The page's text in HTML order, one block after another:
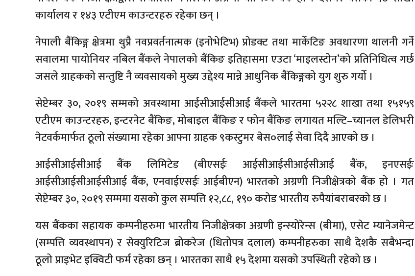
कार्यालय र १४३ एटीएम काउन्टरहरु रहेका छन् ।
नेपाली बैंकिङ्ग क्षेत्रमा थुप्रै नवप्रवर्तनात्मक (इनोभेटिभ) प्रोडक्ट तथा मार्केटिङ अवधारणा थालनी गर्ने
सवालमा पायोनियर नबिल बैंकले नेपालको बैंकिङ इतिहासमा एउटा ‘माइलस्टोन’को प्रतिनिधित्व गर्छ
जसले ग्राहकको सन्तुष्टि नै व्यवसायको मुख्य उद्देश्य मान्ने आधुनिक बैंकिङ्गको युग शुरु गर्यो ।
सेप्टेम्बर ३०, २०१९ सम्मको अवस्थामा आईसीआईसीआई बैंकले भारतमा ५२२८ शाखा तथा १५१५९
एटीएम काउन्टरहरु, इन्टरनेट बैंकिङ, मोबाइल बैंकिङ र फोन बैंकिङ लगायत मल्टि–च्यानल डेलिभरी
नेटवर्कमार्फत ठूलो संख्यामा रहेका आफ्ना ग्राहक ९कस्टुमर बेस०लाई सेवा दिदै आएको छ ।
आईसीआईसीआई बैंक लिमिटेड (बीएसईः आईसीआईसीआईसीआई बैंक, इनएसईः
आईसीआईसीआईसीआई बैंक, एनवाईएसईः आईबीएन) भारतको अग्रणी निजीक्षेत्रको बैंक हो । गत
सेप्टेम्बर ३०, २०१९ सम्ममा यसको कुल सम्पत्ति १२,८८, १९० करोड भारतीय रुपैयांबराबरको छ ।
यस बैंकका सहायक कम्पनीहरुमा भारतीय निजीक्षेत्रका अग्रणी इन्स्योरेन्स (बीमा), एसेट म्यानेजमेन्ट
(सम्पत्ति व्यवस्थापन) र सेक्युरिटिज ब्रोकरेज (धितोपत्र दलाल) कम्पनीहरुका साथै देशकै सबैभन्दा
ठूलो प्राइभेट इक्विटी फर्म रहेका छन् । भारतका साथै १५ देशमा यसको उपस्थिती रहेको छ ।